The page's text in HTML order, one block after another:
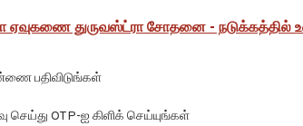
ஏவுகணை துருவஸ்ட்ரா சோதனை - நடுக்கத்தில்
பதிவிடுங்கள்
செய்து OTP-ஐ கிளிக் செய்யுங்கள்